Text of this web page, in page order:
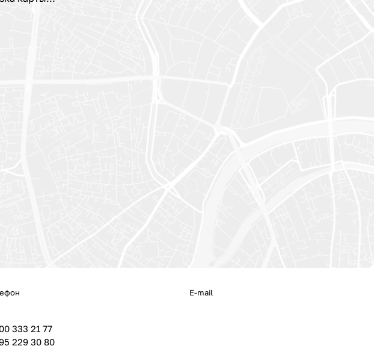
333 21 77
229 30 80
E-mail